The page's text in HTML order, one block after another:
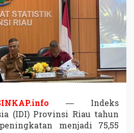
P
o
i
n
,
B
P
M
s
— Indeks
(IDI) Provinsi Riau tahun
menjadi 75,55